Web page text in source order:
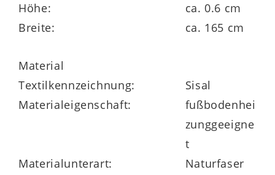
Maße ca. 165 x 235 cm (BxL)
in verschiedenen Größen und Farben
lieferbar
Höhe:
ca. 0.6 cm
Breite:
ca. 165 cm
Material
Textilkennzeichnung:
Sisal
Materialeigenschaft:
fußbodenhei
zunggeeigne
t
Materialunterart:
Naturfaser